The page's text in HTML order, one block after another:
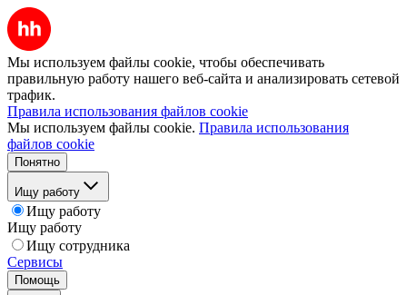
Мы используем файлы cookie, чтобы обеспечивать
правильную работу нашего веб-сайта и анализировать сетевой
трафик.
Правила использования файлов cookie
Мы используем файлы cookie. Правила использования
файлов cookie
Понятно
Ищу работу
Ищу работу
Ищу работу
Ищу сотрудника
Сервисы
Помощь